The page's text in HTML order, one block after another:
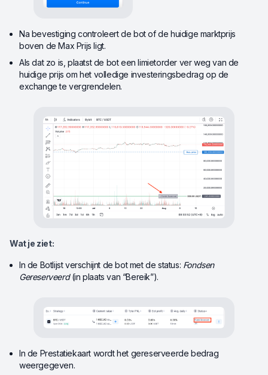
Na bevestiging controleert de bot of de huidige marktprijs
boven de Max Prijs ligt.
Als dat zo is, plaatst de bot een limietorder ver weg van de
huidige prijs om het volledige investeringsbedrag op de
exchange te vergrendelen.
Wat je ziet:
In de Botlijst verschijnt de bot met de status: Fondsen
Gereserveerd(in plaats van “Bereik”).
In de Prestatiekaart wordt het gereserveerde bedrag
weergegeven.